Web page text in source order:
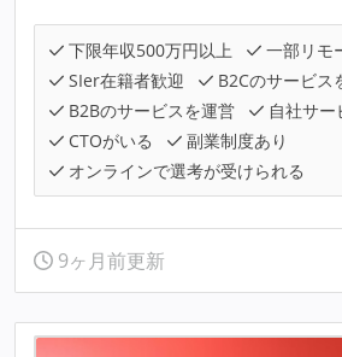
下限年収500万円以上
一部リモ
SIer在籍者歓迎
B2Cのサービス
B2Bのサービスを運営
自社サー
CTOがいる
副業制度あり
オンラインで選考が受けられる
9ヶ月前更新